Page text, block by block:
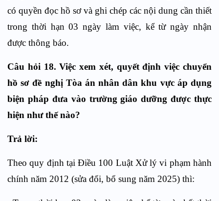
có quyền đọc hồ sơ và ghi chép các nội dung cần thiết
trong thời hạn 03 ngày làm việc, kể từ ngày nhận
được thông báo.
Câu hỏi 18. Việc xem xét, quyết định việc chuyển
hồ sơ đề nghị Tòa án nhân dân khu vực áp dụng
biện pháp đưa vào trường giáo dưỡng được thực
hiện như thế nào?
Trả lời:
Theo quy định tại Điều 100 Luật Xử lý vi phạm hành
chính năm 2012 (sửa đổi, bổ sung năm 2025) thì: